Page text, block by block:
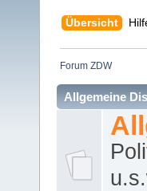
Übersicht
Forum ZDW
Allgemeine